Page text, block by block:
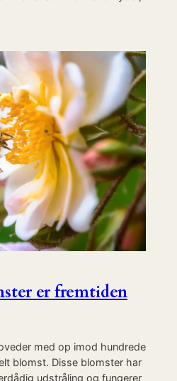
er fremtiden
med op imod hundrede
blomst. Disse blomster har
udstråling og fungerer